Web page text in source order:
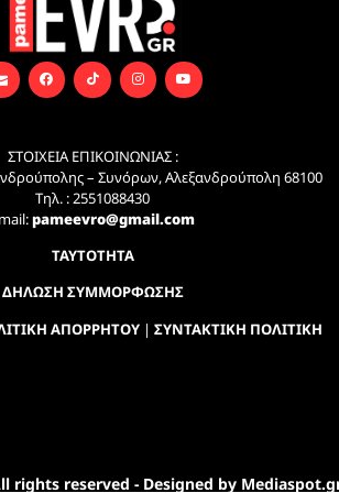
ΣΤΟΙΧΕΙΑ ΕΠΙΚΟΙΝΩΝΙΑΣ :
– Συνόρων, Αλεξανδρούπολη 68100
Τηλ. : 2551088430
pameevro@gmail.com
ΤΑΥΤΟΤΗΤΑ
ΔΗΛΩΣΗ ΣΥΜΜΟΡΦΩΣΗΣ
ΑΠΟΡΡΗΤΟΥ | ΣΥΝΤΑΚΤΙΚΗ ΠΟΛΙΤΙΚΗ
rights reserved - Designed by